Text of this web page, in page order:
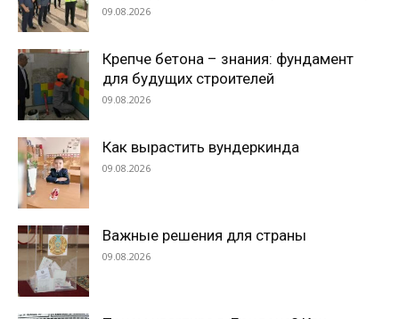
09.08.2026
Крепче бетона – знания: фундамент
для будущих строителей
09.08.2026
Как вырастить вундеркинда
09.08.2026
Важные решения для страны
09.08.2026